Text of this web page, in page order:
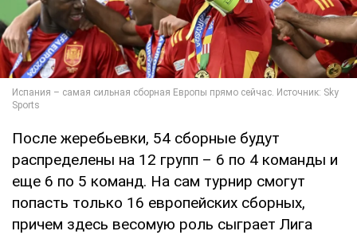
После жеребьевки, 54 сборные будут
распределены на 12 групп – 6 по 4 команды и
еще 6 по 5 команд. На сам турнир смогут
попасть только 16 европейских сборных,
причем здесь весомую роль сыграет Лига